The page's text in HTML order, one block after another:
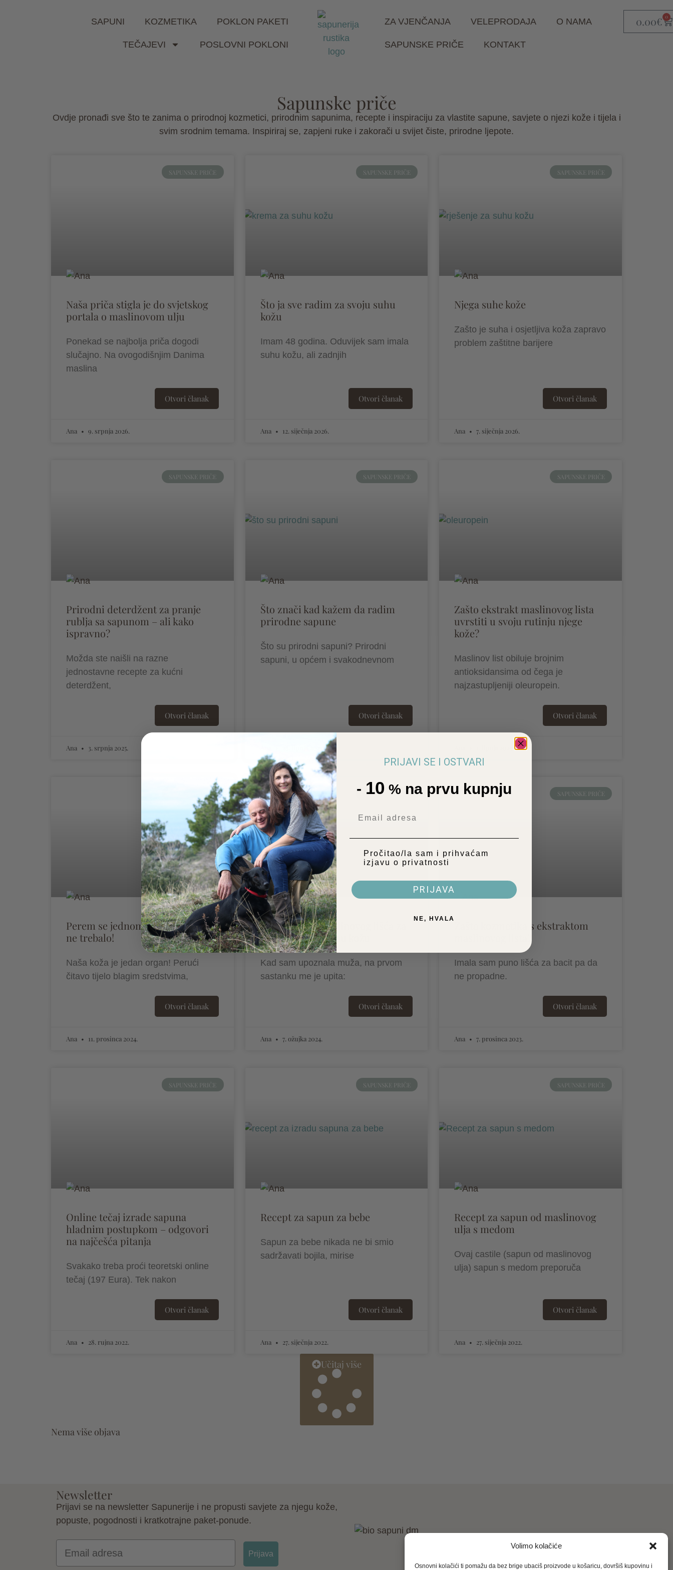
Volimo kolačiće
Osnovni kolačići ti pomažu da bez brige ubaciš proizvode u košaricu, dovršiš kupovinu i
SAPUNI KOZMETIKA POKLON PAKETI
TEČAJEVI POSLOVNI POKLONI
ZA VJENČANJA VELEPRODAJA O NAMA
SAPUNSKE PRIČE KONTAKT
0.00€ 0
Sapunske priče
Ovdje pronađi sve što te zanima o prirodnoj kozmetici, prirodnim sapunima, recepte i inspiraciju za vlastite sapune, savjete o njezi kože i tijela i
svim srodnim temama. Inspiriraj se, zapjeni ruke i zakorači u svijet čiste, prirodne ljepote.
SAPUNSKE PRIČE
Naša priča stigla je do svjetskog
portala o maslinovom ulju
Ponekad se najbolja priča dogodi
slučajno. Na ovogodišnjim Danima
maslina
Otvori članak
Ana 9. srpnja 2026.
SAPUNSKE PRIČE
Što ja sve radim za svoju suhu
kožu
Imam 48 godina. Oduvijek sam imala
suhu kožu, ali zadnjih
Otvori članak
Ana 12. siječnja 2026.
SAPUNSKE PRIČE
Njega suhe kože
Zašto je suha i osjetljiva koža zapravo
problem zaštitne barijere
Otvori članak
Ana 7. siječnja 2026.
SAPUNSKE PRIČE
Prirodni deterdžent za pranje
rublja sa sapunom – ali kako
ispravno?
Možda ste naišli na razne
jednostavne recepte za kućni
deterdžent,
Otvori članak
Ana 3. srpnja 2025.
SAPUNSKE PRIČE
Što znači kad kažem da radim
prirodne sapune
Što su prirodni sapuni? Prirodni
sapuni, u općem i svakodnevnom
Otvori članak
SAPUNSKE PRIČE
Zašto ekstrakt maslinovog lista
uvrstiti u svoju rutinju njege
kože?
Maslinov list obiluje brojnim
antioksidansima od čega je
najzastupljeniji oleuropein.
Otvori članak
SAPUNSKE PRIČE
Perem se jednom tjedno, trebalo
ne trebalo!
Naša koža je jedan organ! Perući
čitavo tijelo blagim sredstvima,
Otvori članak
Ana 11. prosinca 2024.
SAPUNSKE PRIČE
Moje otkriće maslinovog lišća za
zdravu i njegovanu kožu
Kad sam upoznala muža, na prvom
sastanku me je upita:
Otvori članak
Ana 7. ožujka 2024.
SAPUNSKE PRIČE
Zašto kozmetika s ekstraktom
Imala sam puno lišća za bacit pa da
ne propadne.
Otvori članak
Ana 7. prosinca 2023.
SAPUNSKE PRIČE
Online tečaj izrade sapuna
hladnim postupkom – odgovori
na najčešća pitanja
Svakako treba proći teoretski online
tečaj (197 Eura). Tek nakon
Otvori članak
Ana 28. rujna 2022.
SAPUNSKE PRIČE
Recept za sapun za bebe
Sapun za bebe nikada ne bi smio
sadržavati bojila, mirise
Otvori članak
Ana 27. siječnja 2022.
SAPUNSKE PRIČE
Recept za sapun od maslinovog
ulja s medom
Ovaj castile (sapun od maslinovog
ulja) sapun s medom preporuča
Otvori članak
Ana 27. siječnja 2022.
Učitaj više
Nema više objava
Newsletter
Prijavi se na newsletter Sapunerije i ne propusti savjete za njegu kože,
popuste, pogodnosti i kratkotrajne paket-ponude.
Prijava
PRIJAVI SE I OSTVARI
- 10 % na prvu kupnju
Privatnost
Pročitao/la sam i prihvaćam
izjavu o privatnosti
PRIJAVA
NE, HVALA